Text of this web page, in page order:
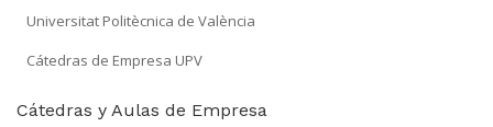
Universitat Politècnica de València
Cátedras de Empresa UPV
Cátedras y Aulas de Empresa